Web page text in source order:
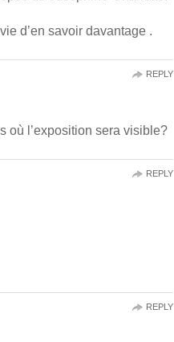
d’en savoir davantage .
où l’exposition sera visible?
REPLY
REPLY
REPLY